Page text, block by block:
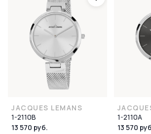
JACQUES LEMANS
1-2110B
13 570 руб.
1-2110A
13 570